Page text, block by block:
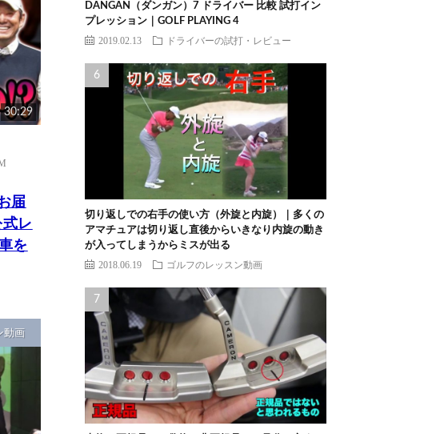
30:29
届
レ
を
動画
DANGAN（ダンガン）7 ドライバー 比較 試打イン
プレッション｜GOLF PLAYING 4
2019.02.13 ドライバーの試打・レビュー
切り返しでの右手の使い方（外旋と内旋）｜多くの
アマチュアは切り返し直後からいきなり内旋の動き
が入ってしまうからミスが出る
2018.06.19 ゴルフのレッスン動画